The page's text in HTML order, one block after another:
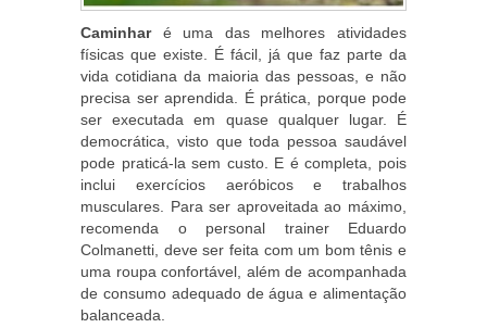
Caminharé uma das melhores atividades
físicas que existe. É fácil, já que faz parte da
vida cotidiana da maioria das pessoas, e não
precisa ser aprendida. É prática, porque pode
ser executada em quase qualquer lugar. É
democrática, visto que toda pessoa saudável
pode praticá-la sem custo. E é completa, pois
inclui exercícios aeróbicos e trabalhos
musculares. Para ser aproveitada ao máximo,
recomenda o personal trainer Eduardo
Colmanetti, deve ser feita com um bom tênis e
uma roupa confortável, além de acompanhada
de consumo adequado de água e alimentação
balanceada.